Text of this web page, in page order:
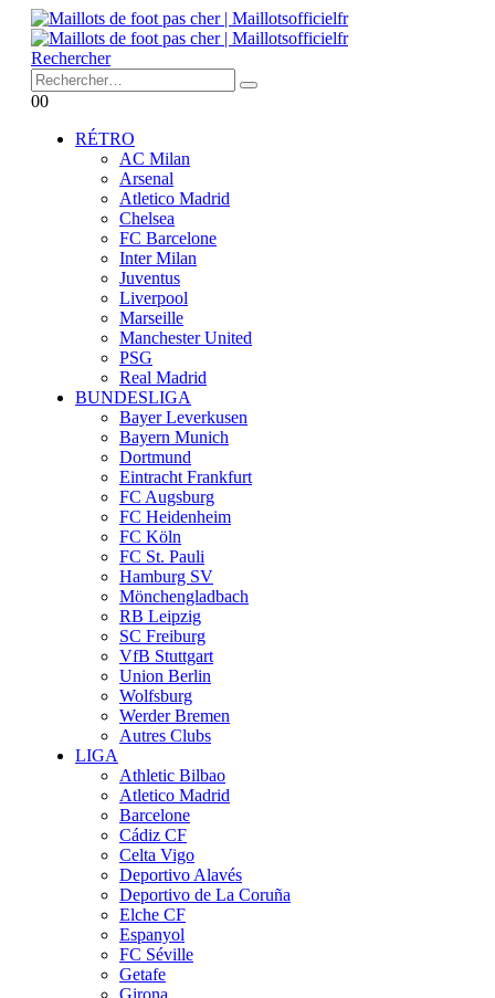
Rechercher
00
RÉTRO
AC Milan
Arsenal
Atletico Madrid
Chelsea
FC Barcelone
Inter Milan
Juventus
Liverpool
Marseille
Manchester United
PSG
Real Madrid
BUNDESLIGA
Bayer Leverkusen
Bayern Munich
Dortmund
Eintracht Frankfurt
FC Augsburg
FC Heidenheim
FC Köln
FC St. Pauli
Hamburg SV
Mönchengladbach
RB Leipzig
SC Freiburg
VfB Stuttgart
Union Berlin
Wolfsburg
Werder Bremen
Autres Clubs
LIGA
Athletic Bilbao
Atletico Madrid
Barcelone
Cádiz CF
Celta Vigo
Deportivo Alavés
Deportivo de La Coruña
Elche CF
Espanyol
FC Séville
Getafe
Girona